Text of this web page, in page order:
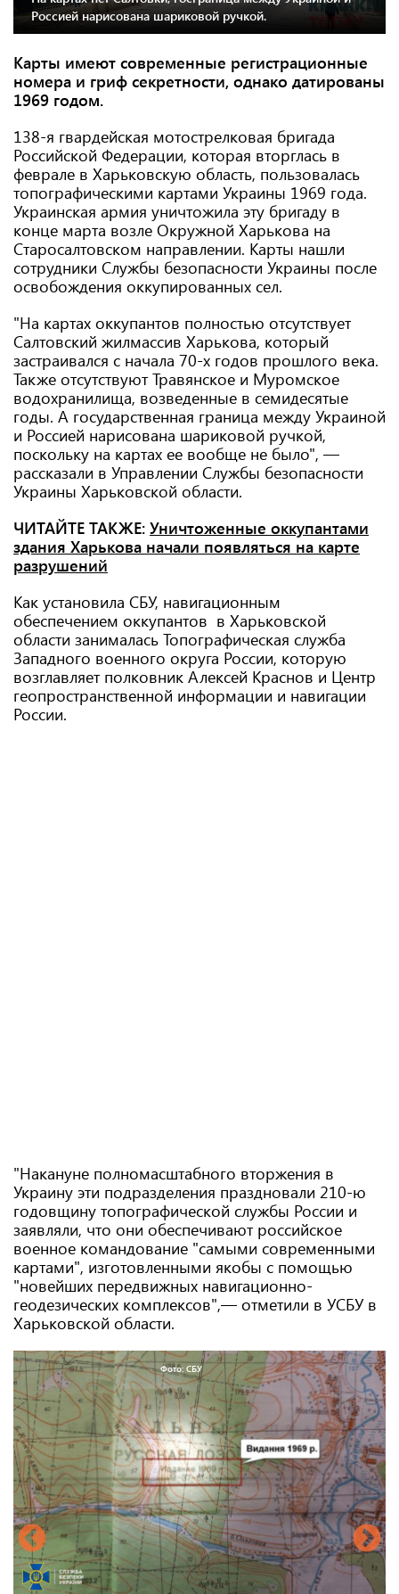
Россией нарисована шариковой ручкой.
Карты имеют современные регистрационные
номера и гриф секретности, однако датированы
1969 годом.
138-я гвардейская мотострелковая бригада
Российской Федерации, которая вторглась в
феврале в Харьковскую область, пользовалась
топографическими картами Украины 1969 года.
Украинская армия уничтожила эту бригаду в
конце марта возле Окружной Харькова на
Старосалтовском направлении. Карты нашли
сотрудники Службы безопасности Украины после
освобождения оккупированных сел.
"На картах оккупантов полностью отсутствует
Салтовский жилмассив Харькова, который
застраивался с начала 70-х годов прошлого века.
Также отсутствуют Травянское и Муромское
водохранилища, возведенные в семидесятые
годы. А государственная граница между Украиной
и Россией нарисована шариковой ручкой,
поскольку на картах ее вообще не было", —
рассказали в Управлении Службы безопасности
Украины Харьковской области.
ЧИТАЙТЕ ТАКЖЕ: Уничтоженные оккупантами
здания Харькова начали появляться на карте
разрушений
Как установила СБУ, навигационным
обеспечением оккупантов в Харьковской
области занималась Топографическая служба
Западного военного округа России, которую
возглавляет полковник Алексей Краснов и Центр
геопространственной информации и навигации
России.
"Накануне полномасштабного вторжения в
Украину эти подразделения праздновали 210-ю
годовщину топографической службы России и
заявляли, что они обеспечивают российское
военное командование "самыми современными
картами", изготовленными якобы с помощью
"новейших передвижных навигационно-
геодезических комплексов",— отметили в УСБУ в
Харьковской области.
Фото: СБУ